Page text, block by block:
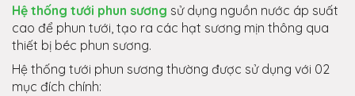
Hệ thống tưới phun sương sử dụng nguồn nước áp suất
cao để phun tưới, tạo ra các hạt sương mịn thông qua
thiết bị béc phun sương.
Hệ thống tưới phun sương thường được sử dụng với 02
mục đích chính: